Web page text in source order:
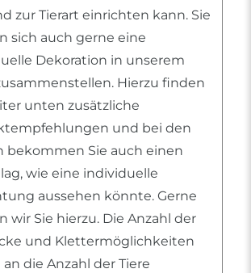
zur Tierart einrichten kann. Sie
sich auch gerne eine
Dekoration in unserem
Hierzu finden
unten zusätzliche
und bei den
bekommen Sie auch einen
wie eine individuelle
aussehen könnte. Gerne
wir Sie hierzu. Die Anzahl der
und Klettermöglichkeiten
die Anzahl der Tiere